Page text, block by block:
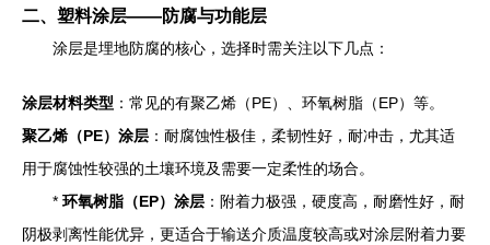
二、塑料涂层——防腐与功能层
涂层是埋地防腐的核心，选择时需关注以下几点：
涂层材料类型 ：常见的有聚乙烯（PE）、环氧树脂（EP）等。
聚乙烯（PE）涂层 ：耐腐蚀性极佳，柔韧性好，耐冲击，尤其适
用于腐蚀性较强的土壤环境及需要一定柔性的场合。
* 环氧树脂（EP）涂层 ：附着力极强，硬度高，耐磨性好，耐
阴极剥离性能优异，更适合于输送介质温度较高或对涂层附着力要